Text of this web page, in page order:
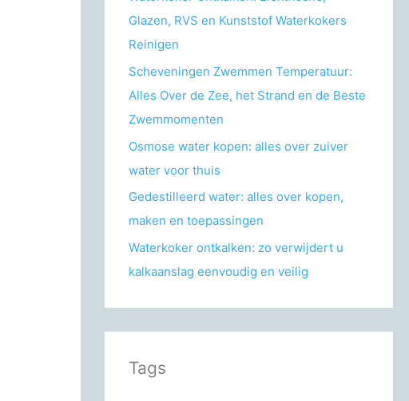
r
:
Glazen, RVS en Kunststof Waterkokers
Reinigen
Scheveningen Zwemmen Temperatuur:
Alles Over de Zee, het Strand en de Beste
Zwemmomenten
Osmose water kopen: alles over zuiver
water voor thuis
Gedestilleerd water: alles over kopen,
maken en toepassingen
Waterkoker ontkalken: zo verwijdert u
kalkaanslag eenvoudig en veilig
Tags